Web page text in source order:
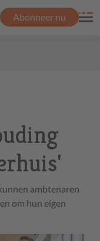
Abonneer nu
ambtenaren
om hun eigen